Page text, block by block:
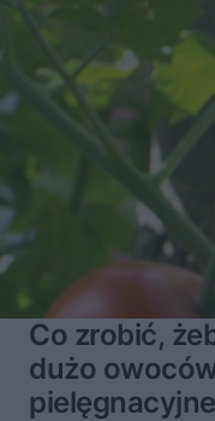
Co zrobić,
dużo
pielęgnacyjne